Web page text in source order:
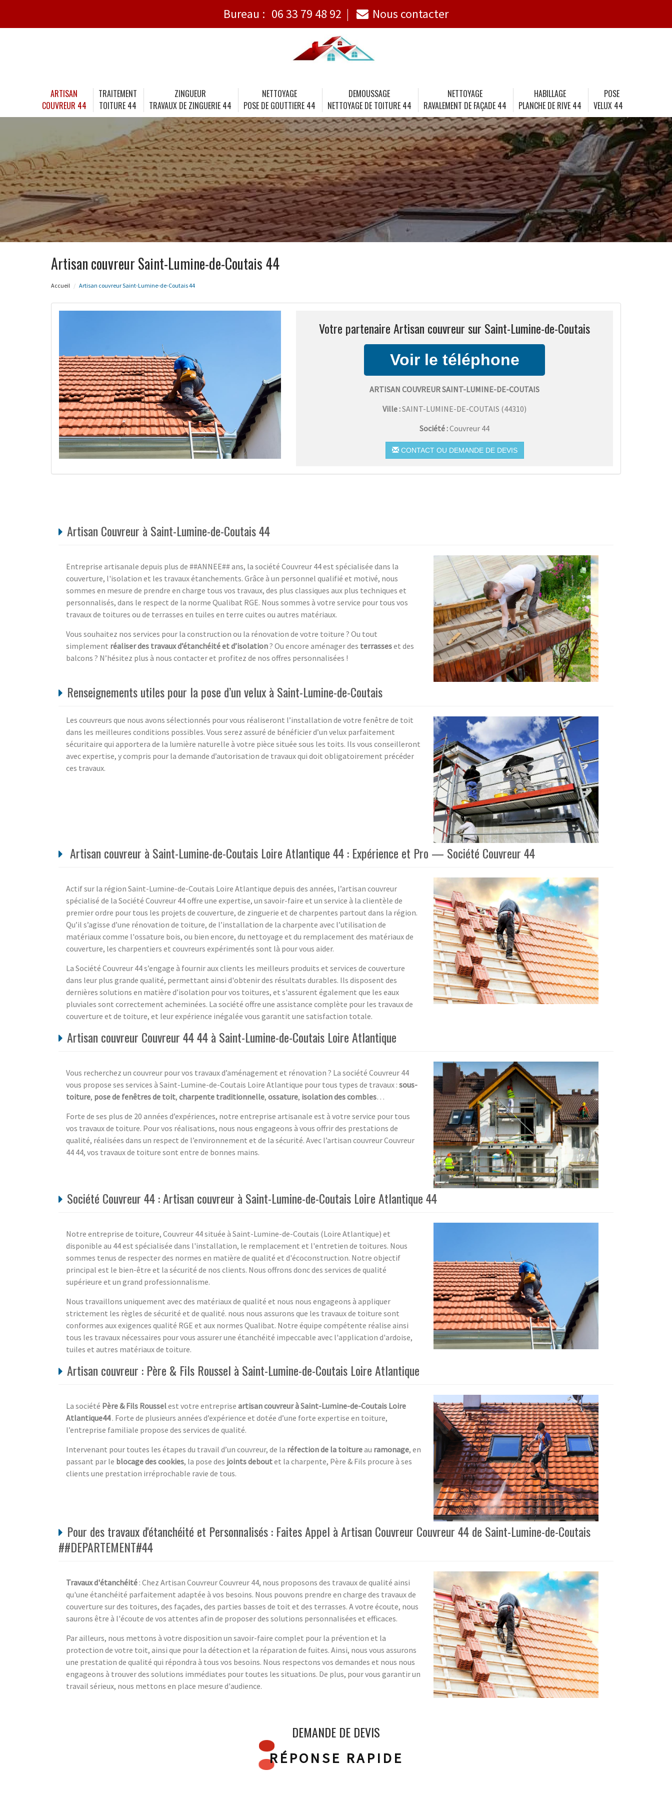
Bureau : 06 33 79 48 92 Nous contacter
ARTISAN
COUVREUR 44
TRAITEMENT
TOITURE 44
ZINGUEUR
TRAVAUX DE ZINGUERIE 44
NETTOYAGE
POSE DE GOUTTIERE 44
DEMOUSSAGE
NETTOYAGE DE TOITURE 44
NETTOYAGE
RAVALEMENT DE FAÇADE 44
HABILLAGE
PLANCHE DE RIVE 44
POSE
VELUX 44
Artisan couvreur Saint-Lumine-de-Coutais 44
Accueil Artisan couvreur Saint-Lumine-de-Coutais 44
Votre partenaire Artisan couvreur sur Saint-Lumine-de-Coutais
ARTISAN COUVREUR SAINT-LUMINE-DE-COUTAIS
Ville :SAINT-LUMINE-DE-COUTAIS (44310)
Société :Couvreur 44
CONTACT OU DEMANDE DE DEVIS
Artisan Couvreur à Saint-Lumine-de-Coutais 44
Entreprise artisanale depuis plus de ##ANNEE## ans, la société Couvreur 44 est spécialisée dans la
couverture, l'isolation et les travaux étanchements. Grâce à un personnel qualifié et motivé, nous
sommes en mesure de prendre en charge tous vos travaux, des plus classiques aux plus techniques et
personnalisés, dans le respect de la norme Qualibat RGE. Nous sommes à votre service pour tous vos
travaux de toitures ou de terrasses en tuiles en terre cuites ou autres matériaux.
Vous souhaitez nos services pour la construction ou la rénovation de votre toiture ? Ou tout
simplement réaliser des travaux d’étanchéité et d’isolation? Ou encore aménager des terrasseset des
balcons ? N’hésitez plus à nous contacter et profitez de nos offres personnalisées !
Renseignements utiles pour la pose d’un velux à Saint-Lumine-de-Coutais
Les couvreurs que nous avons sélectionnés pour vous réaliseront l’installation de votre fenêtre de toit
dans les meilleures conditions possibles. Vous serez assuré de bénéficier d’un velux parfaitement
sécuritaire qui apportera de la lumière naturelle à votre pièce située sous les toits. Ils vous conseilleront
avec expertise, y compris pour la demande d’autorisation de travaux qui doit obligatoirement précéder
ces travaux.
Artisan couvreur à Saint-Lumine-de-Coutais Loire Atlantique 44 : Expérience et Pro — Société Couvreur 44
Actif sur la région Saint-Lumine-de-Coutais Loire Atlantique depuis des années, l’artisan couvreur
spécialisé de la Société Couvreur 44 offre une expertise, un savoir-faire et un service à la clientèle de
premier ordre pour tous les projets de couverture, de zinguerie et de charpentes partout dans la région.
Qu’il s’agisse d’une rénovation de toiture, de l’installation de la charpente avec l’utilisation de
matériaux comme l'ossature bois, ou bien encore, du nettoyage et du remplacement des matériaux de
couverture, les charpentiers et couvreurs expérimentés sont là pour vous aider.
La Société Couvreur 44 s’engage à fournir aux clients les meilleurs produits et services de couverture
dans leur plus grande qualité, permettant ainsi d'obtenir des résultats durables. Ils disposent des
dernières solutions en matière d’isolation pour vos toitures, et s'assurent également que les eaux
pluviales sont correctement acheminées. La société offre une assistance complète pour les travaux de
couverture et de toiture, et leur expérience inégalée vous garantit une satisfaction totale.
Artisan couvreur Couvreur 44 44 à Saint-Lumine-de-Coutais Loire Atlantique
Vous recherchez un couvreur pour vos travaux d’aménagement et rénovation ? La société Couvreur 44
vous propose ses services à Saint-Lumine-de-Coutais Loire Atlantique pour tous types de travaux : sous-
toiture, pose de fenêtres de toit, charpente traditionnelle, ossature, isolation des combles…
Forte de ses plus de 20 années d’expériences, notre entreprise artisanale est à votre service pour tous
vos travaux de toiture. Pour vos réalisations, nous nous engageons à vous offrir des prestations de
qualité, réalisées dans un respect de l’environnement et de la sécurité. Avec l’artisan couvreur Couvreur
44 44, vos travaux de toiture sont entre de bonnes mains.
Société Couvreur 44 : Artisan couvreur à Saint-Lumine-de-Coutais Loire Atlantique 44
Notre entreprise de toiture, Couvreur 44 située à Saint-Lumine-de-Coutais (Loire Atlantique) et
disponible au 44 est spécialisée dans l'installation, le remplacement et l'entretien de toitures. Nous
sommes tenus de respecter des normes en matière de qualité et d'écoconstruction. Notre objectif
principal est le bien-être et la sécurité de nos clients. Nous offrons donc des services de qualité
supérieure et un grand professionnalisme.
Nous travaillons uniquement avec des matériaux de qualité et nous nous engageons à appliquer
strictement les règles de sécurité et de qualité. nous nous assurons que les travaux de toiture sont
conformes aux exigences qualité RGE et aux normes Qualibat. Notre équipe compétente réalise ainsi
tous les travaux nécessaires pour vous assurer une étanchéité impeccable avec l'application d'ardoise,
tuiles et autres matériaux de toiture.
Artisan couvreur : Père & Fils Roussel à Saint-Lumine-de-Coutais Loire Atlantique
La société Père & Fils Rousselest votre entreprise artisan couvreur à Saint-Lumine-de-Coutais Loire
Atlantique44. Forte de plusieurs années d’expérience et dotée d’une forte expertise en toiture,
l’entreprise familiale propose des services de qualité.
Intervenant pour toutes les étapes du travail d’un couvreur, de la réfection de la toitureau ramonage, en
passant par le blocage des cookies, la pose des joints deboutet la charpente, Père & Fils procure à ses
clients une prestation irréprochable ravie de tous.
Pour des travaux d'étanchéité et Personnalisés : Faites Appel à Artisan Couvreur Couvreur 44 de Saint-Lumine-de-Coutais
##DEPARTEMENT#44
Travaux d'étanchéité : Chez Artisan Couvreur Couvreur 44, nous proposons des travaux de qualité ainsi
qu'une étanchéité parfaitement adaptée à vos besoins. Nous pouvons prendre en charge des travaux de
couverture sur des toitures, des façades, des parties basses de toit et des terrasses. A votre écoute, nous
saurons être à l'écoute de vos attentes afin de proposer des solutions personnalisées et efficaces.
Par ailleurs, nous mettons à votre disposition un savoir-faire complet pour la prévention et la
protection de votre toit, ainsi que pour la détection et la réparation de fuites. Ainsi, nous vous assurons
une prestation de qualité qui répondra à tous vos besoins. Nous respectons vos demandes et nous nous
engageons à trouver des solutions immédiates pour toutes les situations. De plus, pour vous garantir un
travail sérieux, nous mettons en place mesure d'audience.
DEMANDE DE DEVIS
RÉPONSE RAPIDE